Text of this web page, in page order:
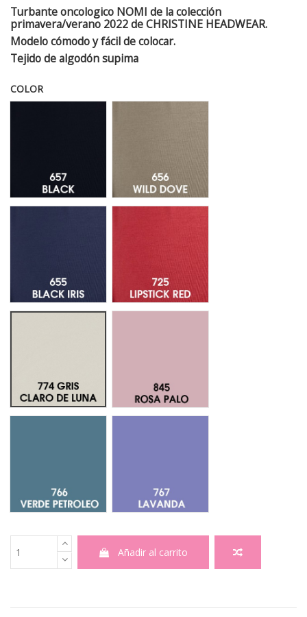
Turbante oncologico NOMI de la colección
primavera/verano 2022 de CHRISTINE HEADWEAR.
Modelo cómodo y fácil de colocar.
Tejido de algodón supima
COLOR
Añadir al carrito